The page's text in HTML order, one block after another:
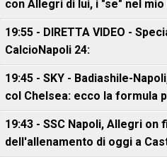
con Allegri di lui, i "se" nel mio
19:55 - DIRETTA VIDEO -
CalcioNapoli 24:
19:45 - SKY - Badiashile-
col Chelsea: ecco la formula
19:43 - SSC Napoli, Allegri
dell'allenamento di oggi a